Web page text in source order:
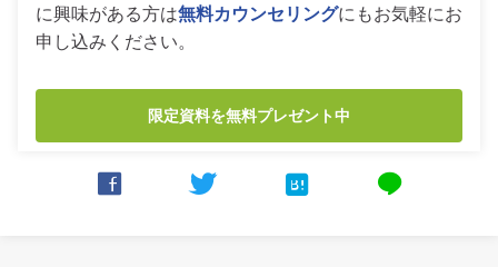
に興味がある方は無料カウンセリングにもお気軽にお
申し込みください。
限定資料を無料プレゼント中
   line